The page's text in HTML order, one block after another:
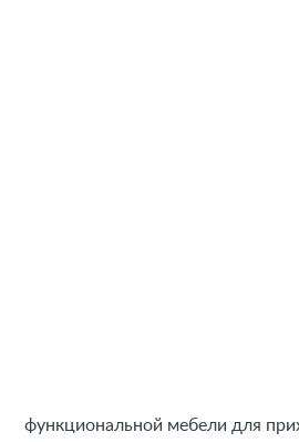
функциональной мебели для